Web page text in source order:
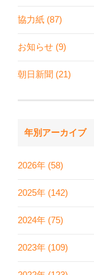
協力紙 (87)
お知らせ (9)
朝日新聞 (21)
年別アーカイブ
2026年 (58)
2025年 (142)
2024年 (75)
2023年 (109)